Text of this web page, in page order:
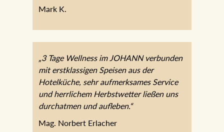
Mark K.
„3 Tage Wellness im JOHANN verbunden
mit erstklassigen Speisen aus der
Hotelküche, sehr aufmerksames Service
und herrlichem Herbstwetter ließen uns
durchatmen und aufleben.“
Mag. Norbert Erlacher